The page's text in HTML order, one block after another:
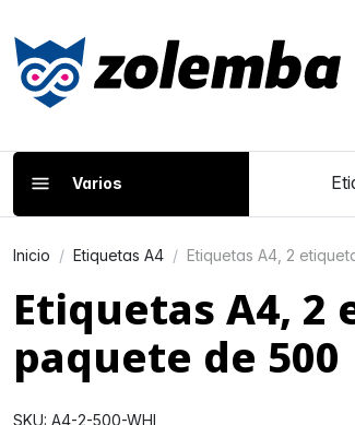
Varios
Inicio Etiquetas A4 Etiquetas A4, 2
Etiquetas A4, 2
paquete de 500
SKU: A4-2-500-WHI